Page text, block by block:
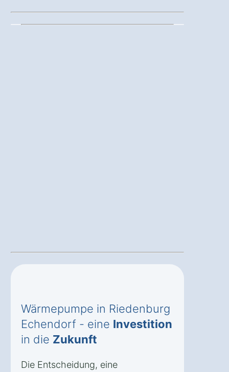
Wärmepumpe in Riedenburg
Echendorf - eine Investition
in die Zukunft
Die Entscheidung, eine